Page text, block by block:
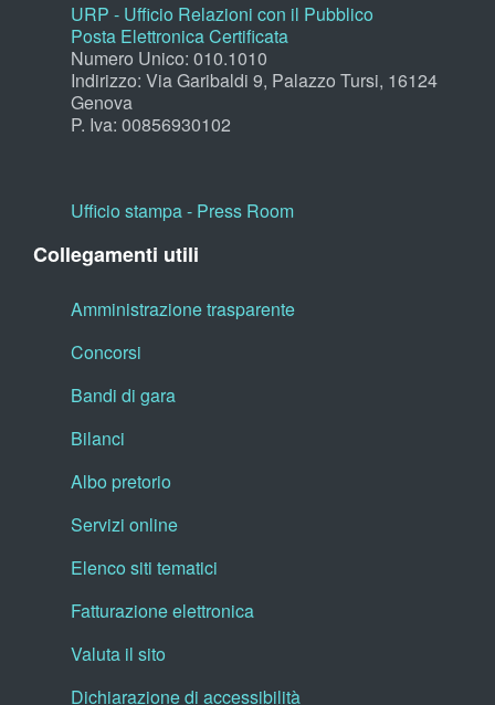
URP - Ufficio Relazioni con il Pubblico
Posta Elettronica Certificata
Numero Unico: 010.1010
Indirizzo: Via Garibaldi 9, Palazzo Tursi, 16124
Genova
P. Iva: 00856930102
Ufficio stampa - Press Room
Collegamenti utili
Amministrazione trasparente
Concorsi
Bandi di gara
Bilanci
Albo pretorio
Servizi online
Elenco siti tematici
Fatturazione elettronica
Valuta il sito
Dichiarazione di accessibilità